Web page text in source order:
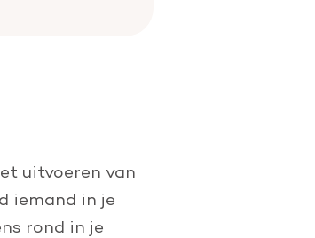
uitvoeren van
iemand in je
rond in je